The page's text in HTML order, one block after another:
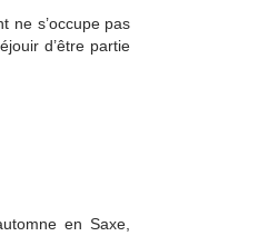
ne s’occupe pas
d’être partie
en Saxe,